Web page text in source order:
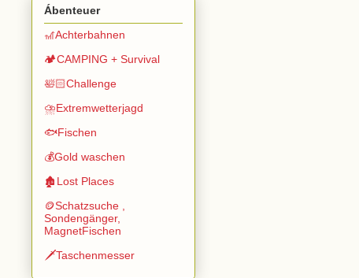
Ábenteuer
🎢Achterbahnen
🏕️CAMPING + Survival
🛀🏻Challenge
⛈️Extremwetterjagd
🐟Fischen
💰Gold waschen
🏚️Lost Places
🪙Schatzsuche ,
Sondengänger,
MagnetFischen
🗡️Taschenmesser